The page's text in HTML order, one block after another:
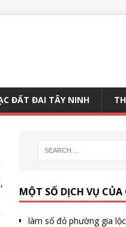
ĐẤT ĐAI TÂY NINH
MỘT SỐ DỊCH VỤ
làm sổ đỏ phường gia